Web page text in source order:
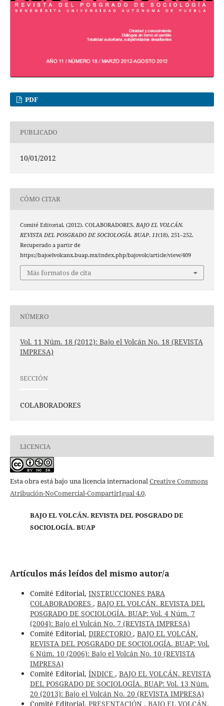
PDF
PUBLICADO
10/01/2012
CÓMO CITAR
Comité Editorial. (2012). COLABORADORES. BAJO EL VOLCÁN.
REVISTA DEL POSGRADO DE SOCIOLOGÍA. BUAP, 11(18), 251–252.
Recuperado a partir de
https://bajoelvolcanx.buap.mx/index.php/bajovolc/article/view/409
Más formatos de cita
NÚMERO
Vol. 11 Núm. 18 (2012): Bajo el Volcán No. 18 (REVISTA
IMPRESA)
SECCIÓN
COLABORADORES
LICENCIA
Esta obra está bajo una licencia internacionalCreative Commons
Atribución-NoComercial-CompartirIgual 4.0.
BAJO EL VOLCÁN. REVISTA DEL POSGRADO DE
SOCIOLOGÍA. BUAP
Artículos más leídos del mismo autor/a
Comité Editorial, INSTRUCCIONES PARA
COLABORADORES , BAJO EL VOLCÁN. REVISTA DEL
POSGRADO DE SOCIOLOGÍA. BUAP: Vol. 4 Núm. 7
(2004): Bajo el Volcán No. 7 (REVISTA IMPRESA)
Comité Editorial, DIRECTORIO , BAJO EL VOLCÁN.
REVISTA DEL POSGRADO DE SOCIOLOGÍA. BUAP: Vol.
6 Núm. 10 (2006): Bajo el Volcán No. 10 (REVISTA
IMPRESA)
Comité Editorial, ÍNDICE , BAJO EL VOLCÁN. REVISTA
DEL POSGRADO DE SOCIOLOGÍA. BUAP: Vol. 13 Núm.
20 (2013): Bajo el Volcán No. 20 (REVISTA IMPRESA)
Comité Editorial, PRESENTACIÓN , BAJO EL VOLCÁN.